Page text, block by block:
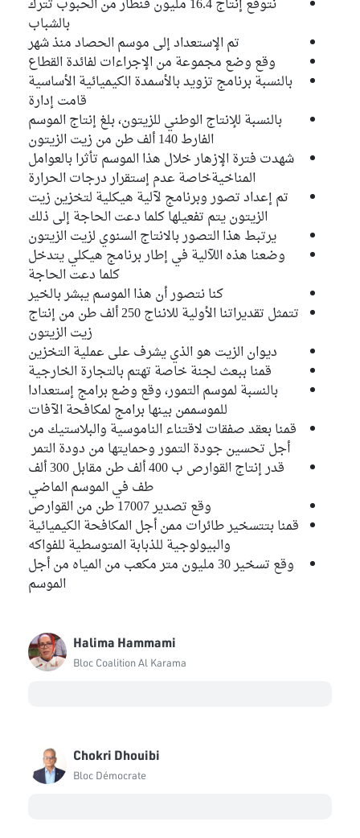
نتوقع إنتاج 16.4 مليون قنطار من الحبوب تترك
بالشباب
تم الإستعداد إلى موسم الحصاد منذ شهر
وقع وضع مجموعة من الإجراءات لفائدة القطاع
بالنسبة برنامج تزويد بالأسمدة الكيميائية الأساسية
قامت إدارة
بالنسبة للإنتاج الوطني للزيتون، بلغ إنتاج الموسم
الفارط 140 ألف طن من زيت الزيتون
شهدت فترة الإزهار خلال هذا الموسم تأثرا بالعوامل
المناخيةخاصة عدم إستقرار درجات الحرارة
تم إعداد تصور وبرنامج لآلية هيكلية لتخزين زيت
الزيتون يتم تفعيلها كلما دعت الحاجة إلى ذلك
يرتبط هذا التصور بالانتاج السنوي لزيت الزيتون
وضعنا هذه اللآلية في إطار برنامج هيكلي يتدخل
كلما دعت الحاجة
كنا نتصور أن هذا الموسم يبشر بالخير
تتمثل تقديراتنا الأولية للانناج 250 ألف طن من إنتاج
زيت الزيتون
ديوان الزيت هو الذي يشرف على عملية التخزين
قمنا ببعث لجنة خاصة تهتم بالتجارة الخارجية
بالنسبة لموسم التمور، وقع وضع برامج إستعدادا
للموسممن بينها برامج لمكافحة الآفات
قمنا بعقد صفقات لاقتناء الناموسية والبلاستيك من
أجل تحسين جودة التمور وحمايتها من دودة التمر
قدر إنتاج القوارص ب 400 ألف طن مقابل 300 ألف
طف في الموسم الماضي
وقع تصدير 17007 طن من القوارص
قمنا بتتسخير طائرات ممن أجل المكافحة الكيميائية
والبيولوجية للذبابة المتوسطية للفواكه
وقع تسخير 30 مليون متر مكعب من المياه من أجل
الموسم
Halima Hammami
Bloc Coalition Al Karama
Chokri Dhouibi
Bloc Démocrate
Moussa Ben Ahmed
Bloc Ennahdha
Mohamed Zrig
Salma Maalej
Bloc Démocrate
Souhir Askri
Indépendant
Non affilié au commission 3
Salem Ketata
Bloc Démocrate
Fathi Ayadi
Mahbouba Ben Dhifallah
Bloc Ennahdha